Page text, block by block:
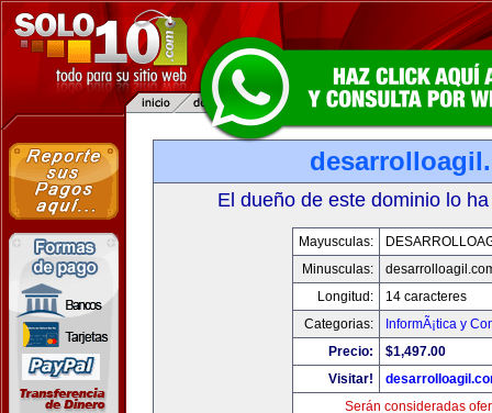
El dueño de este dominio lo
Mayusculas:
Minusculas:
Longitud:
14 caracteres
Categorias:
InformÃ¡tica y
Precio:
$1,497.00
Visitar!
Serán consideradas